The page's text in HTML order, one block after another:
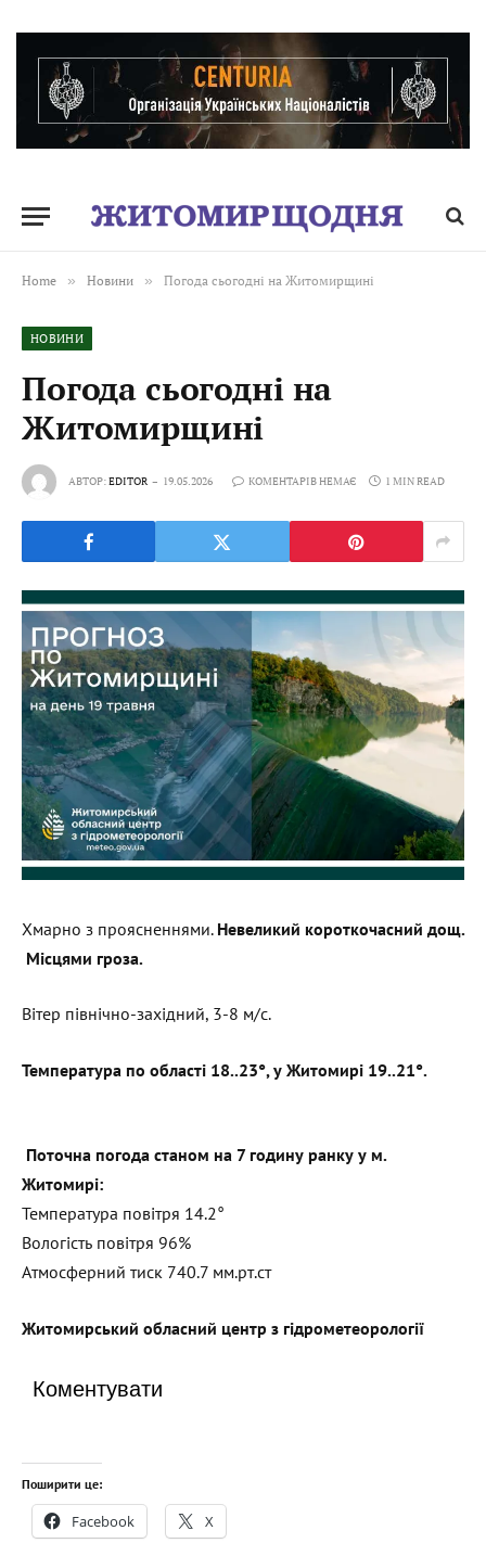
Home » Новини » Погода сьогодні на Житомирщині
НОВИНИ
Погода сьогодні на
Житомирщині
АВТОР:EDITOR 19.05.2026 КОМЕНТАРІВ НЕМАЄ 1 MIN READ
Хмарно з проясненнями. Невеликий короткочасний дощ.
Місцями гроза.
Вітер північно-західний, 3-8 м/с.
Температура по області 18..23°, у Житомирі 19..21°.
Поточна погода станом на 7 годину ранку у м.
Житомирі:
Температура повітря 14.2°
Вологість повітря 96%
Атмосферний тиск 740.7 мм.рт.ст
Житомирський обласний центр з гідрометеорології
Коментувати
Поширити це:
Facebook X